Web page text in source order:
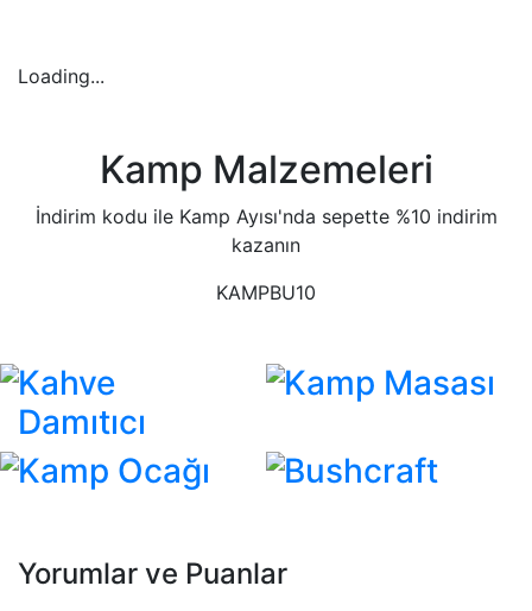
Loading...
Kamp Malzemeleri
İndirim kodu ile Kamp Ayısı'nda sepette %10 indirim
kazanın
KAMPBU10
Kahve
Damıtıcı
Kamp Masası
Kamp Ocağı Bushcraft
Yorumlar ve Puanlar